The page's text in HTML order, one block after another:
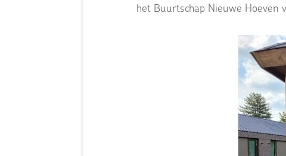
het Buurtschap Nieuwe Hoeven